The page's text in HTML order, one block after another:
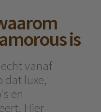
is
vanaf
dat luxe,
en
Hier